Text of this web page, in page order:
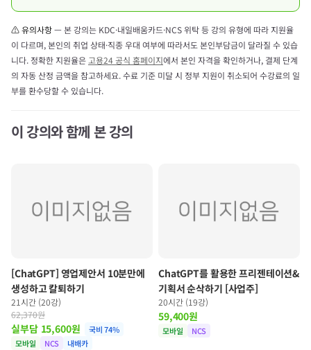
⚠ 유의사항— 본 강의는 KDC·내일배움카드·NCS 위탁 등 강의 유형에 따라 지원율
이 다르며, 본인의 취업 상태·직종 우대 여부에 따라서도 본인부담금이 달라질 수 있습
니다. 정확한 지원율은고용24 공식 홈페이지에서 본인 자격을 확인하거나, 결제 단계
의 자동 산정 금액을 참고하세요. 수료 기준 미달 시 정부 지원이 취소되어 수강료의 일
부를 환수당할 수 있습니다.
이 강의와 함께 본 강의
[ChatGPT] 영업제안서 10분만에
생성하고 칼퇴하기
21시간 (20강)
62,370원
실부담 15,600원 국비 74%
모바일
NCS 내배카
ChatGPT를 활용한 프리젠테이션&
기획서 순삭하기 [사업주]
20시간 (19강)
59,400원
모바일 NCS